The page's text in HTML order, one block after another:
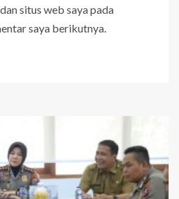
situs web saya pada
saya berikutnya.